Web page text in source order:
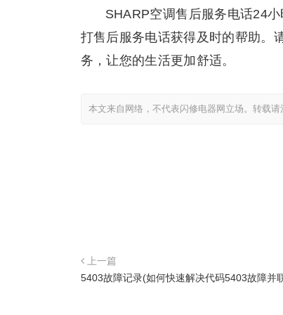
SHARP空调售后服务电话24
打售后服务电话获得及时的帮助。
务，让您的生活更加舒适。
本文来自网络，不代表闪修电器网立场。转载请
上一篇
5403故障记录(如何快速解决代码5403故障并